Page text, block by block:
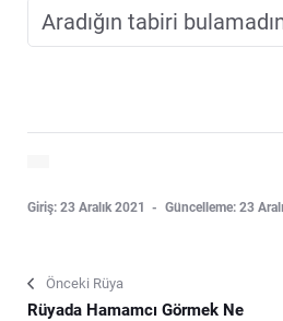
Giriş: 23 Aralık 2021 Güncelleme: 23
Önceki Rüya
Rüyada Hamamcı Görmek Ne